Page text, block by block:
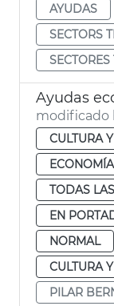
AYUDAS
SECTORS
modificado
CULTURA
TODAS
EN
NORMAL
CULTURA
PILAR